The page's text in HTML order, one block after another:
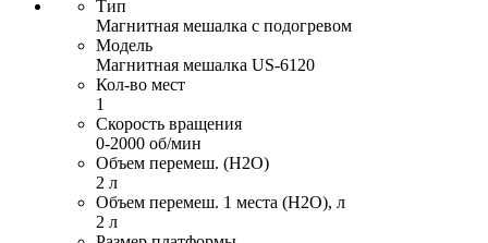
Тип
Магнитная мешалка с подогревом
Модель
Магнитная мешалка US-6120
Кол-во мест
1
Скорость вращения
0-2000 об/мин
Объем перемеш. (H2O)
2 л
Объем перемеш. 1 места (H2O), л
2 л